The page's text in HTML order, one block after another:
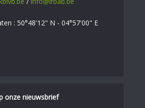
: 50°48'12" N - 04°57'00" E
onze nieuwsbrief